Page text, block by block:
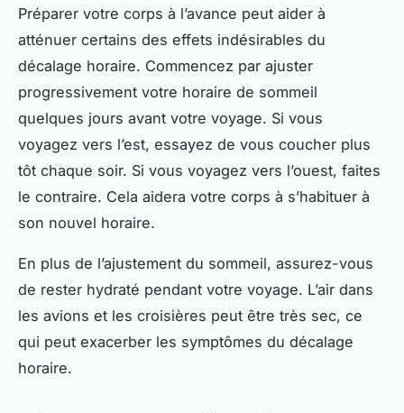
Préparer votre corps à l’avance peut aider à
atténuer certains des effets indésirables du
décalage horaire. Commencez par ajuster
progressivement votre horaire de sommeil
quelques jours avant votre voyage. Si vous
voyagez vers l’est, essayez de vous coucher plus
tôt chaque soir. Si vous voyagez vers l’ouest, faites
le contraire. Cela aidera votre corps à s’habituer à
son nouvel horaire.
En plus de l’ajustement du sommeil, assurez-vous
de rester hydraté pendant votre voyage. L’air dans
les avions et les croisières peut être très sec, ce
qui peut exacerber les symptômes du décalage
horaire.